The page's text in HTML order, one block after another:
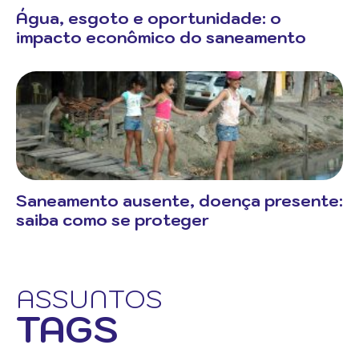
Água, esgoto e oportunidade: o
impacto econômico do saneamento
Saneamento ausente, doença presente:
saiba como se proteger
ASSUNTOS
TAGS